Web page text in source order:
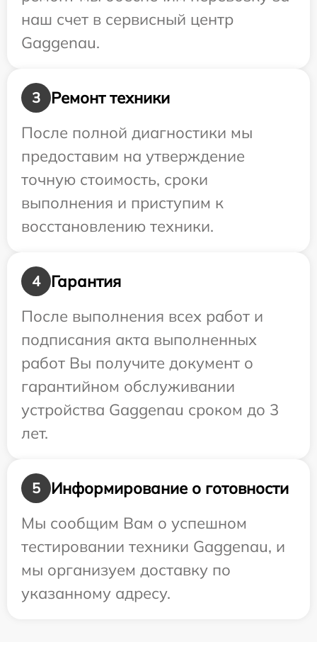
наш счет в сервисный центр
Gaggenau.
3
Ремонт техники
После полной диагностики мы
предоставим на утверждение
точную стоимость, сроки
выполнения и приступим к
восстановлению техники.
4
Гарантия
После выполнения всех работ и
подписания акта выполненных
работ Вы получите документ о
гарантийном обслуживании
устройства Gaggenau сроком до 3
лет.
5
Информирование о готовности
Мы сообщим Вам о успешном
тестировании техники Gaggenau, и
мы организуем доставку по
указанному адресу.